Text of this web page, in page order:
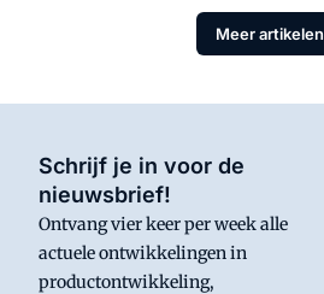
Meer artikelen
Schrijf je in voor de
nieuwsbrief!
Ontvang vier keer per week alle
actuele ontwikkelingen in
productontwikkeling,